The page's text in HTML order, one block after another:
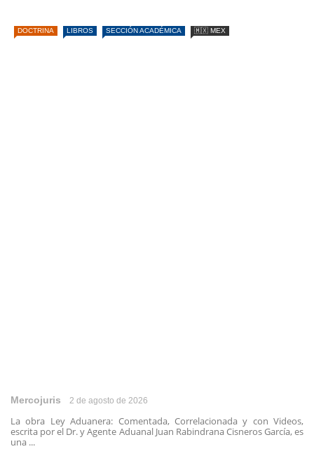
DOCTRINA LIBROS SECCIÓN ACADÉMICA 🇲🇽 MEX
Mercojuris 2 de agosto de 2026
La obra Ley Aduanera: Comentada, Correlacionada y con Videos,
escrita por el Dr. y Agente Aduanal Juan Rabindrana Cisneros García, es
una ...